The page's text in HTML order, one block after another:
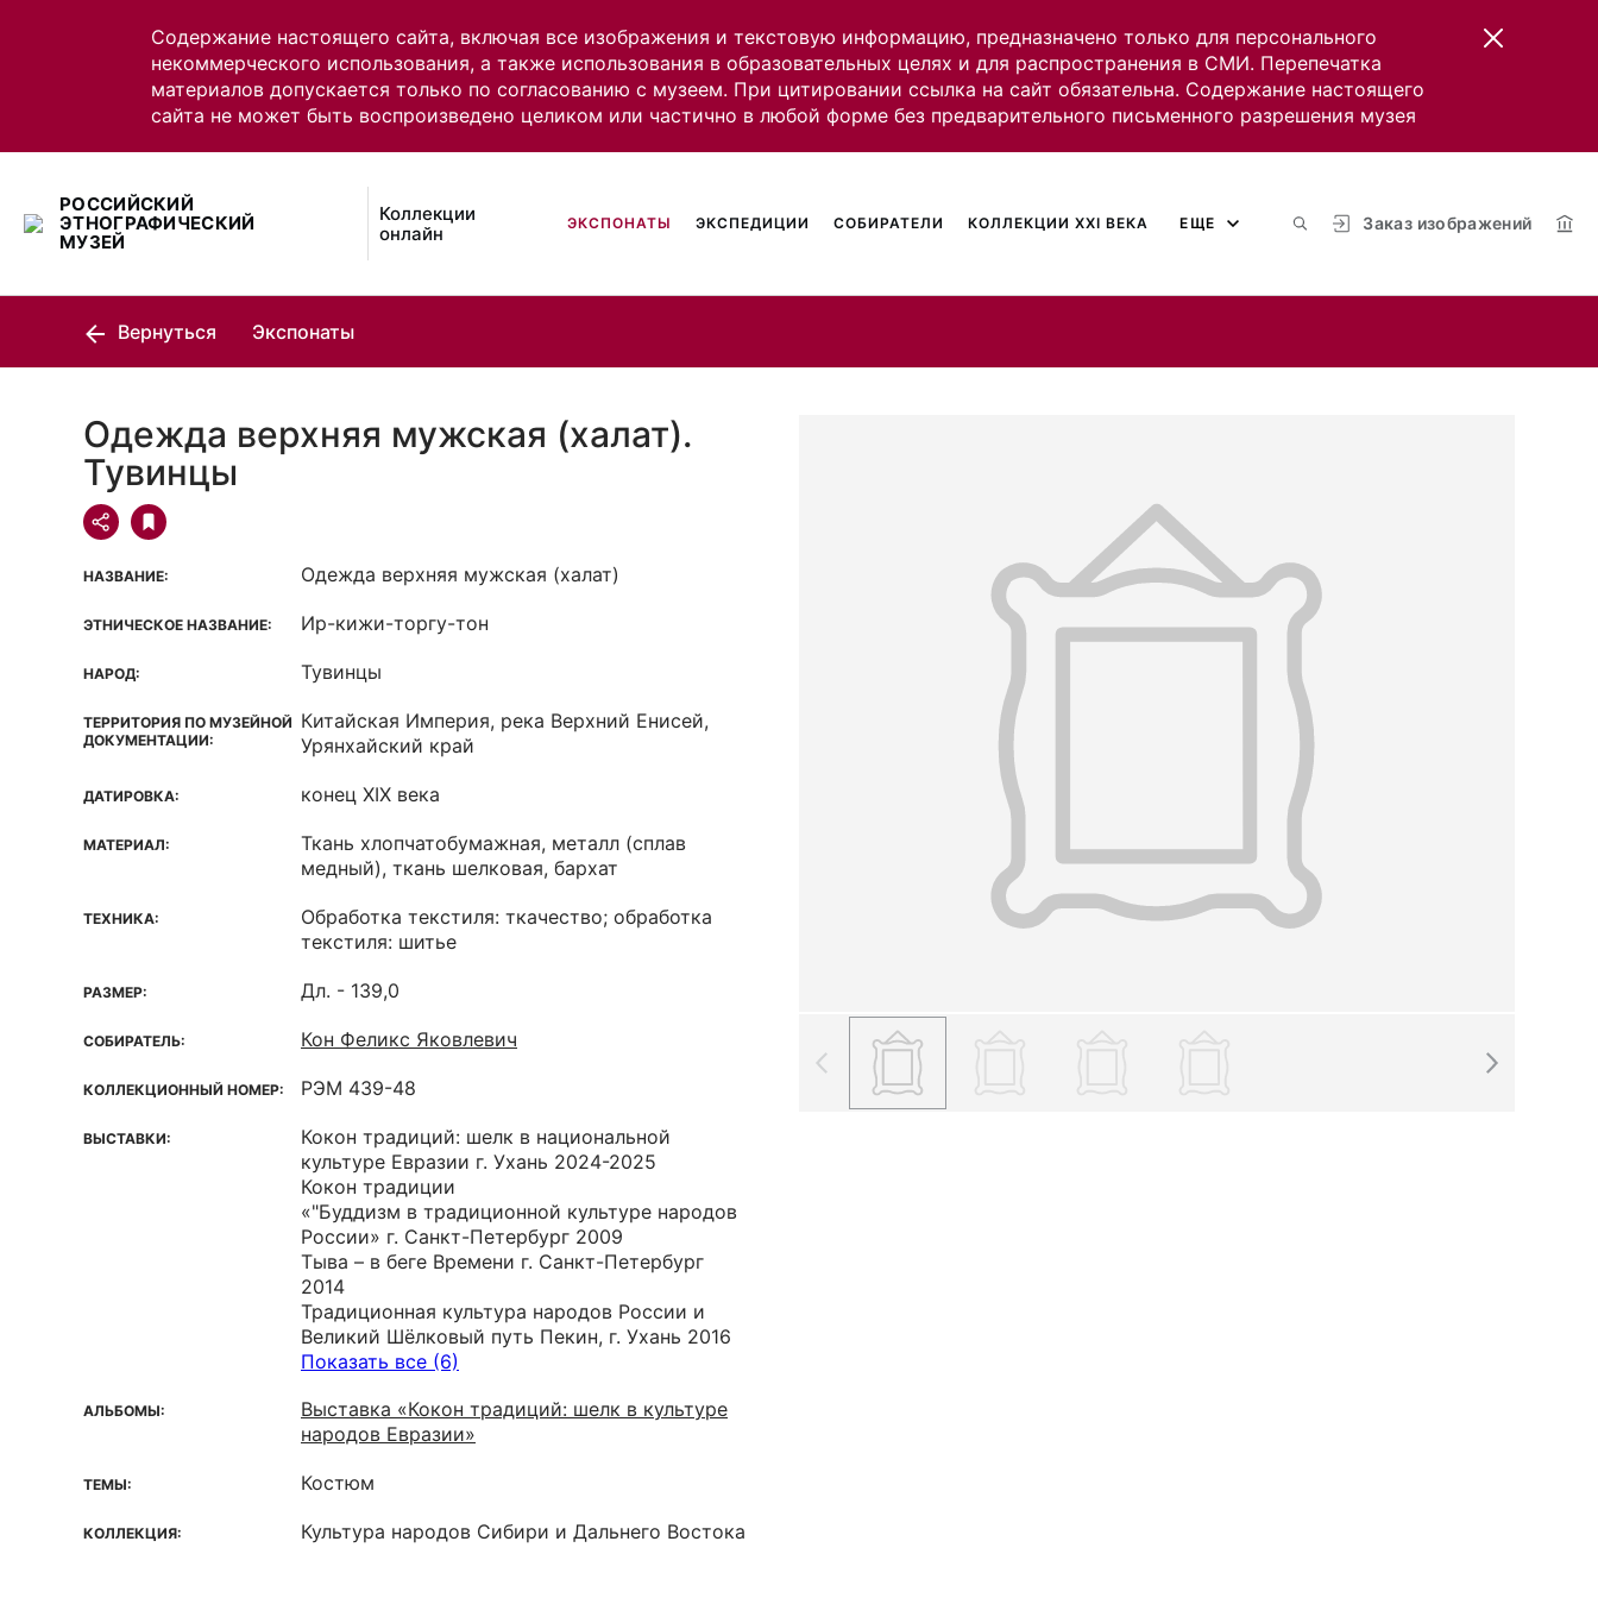
Содержание настоящего сайта, включая все изображения и текстовую информацию, предназначено только для персонального
некоммерческого использования, а также использования в образовательных целях и для распространения в СМИ. Перепечатка
материалов допускается только по согласованию с музеем. При цитировании ссылка на сайт обязательна. Содержание настоящего
сайта не может быть воспроизведено целиком или частично в любой форме без предварительного письменного разрешения музея
РОССИЙСКИЙ
ЭТНОГРАФИЧЕСКИЙ
МУЗЕЙ
Коллекции
онлайн
Заказ изображений
ЭКСПОНАТЫ ЭКСПЕДИЦИИ СОБИРАТЕЛИ КОЛЛЕКЦИИ XXI ВЕКА ЕЩЕ
Вернуться Экспонаты
Одежда верхняя мужская (халат).
Тувинцы
НАЗВАНИЕ: Одежда верхняя мужская (халат)
ЭТНИЧЕСКОЕ НАЗВАНИЕ: Ир-кижи-торгу-тон
НАРОД: Тувинцы
ТЕРРИТОРИЯ ПО МУЗЕЙНОЙ
ДОКУМЕНТАЦИИ:
Китайская Империя, река Верхний Енисей,
Урянхайский край
ДАТИРОВКА: конец XIX века
МАТЕРИАЛ:
Ткань хлопчатобумажная, металл (сплав
медный), ткань шелковая, бархат
ТЕХНИКА:
Обработка текстиля: ткачество; обработка
текстиля: шитье
РАЗМЕР: Дл. - 139,0
СОБИРАТЕЛЬ: Кон Феликс Яковлевич
КОЛЛЕКЦИОННЫЙ НОМЕР: РЭМ 439-48
ВЫСТАВКИ:
Кокон традиций: шелк в национальной
культуре Евразии г. Ухань 2024-2025
Кокон традиции
«"Буддизм в традиционной культуре народов
России» г. Санкт-Петербург 2009
Тыва – в беге Времени г. Санкт-Петербург
2014
Традиционная культура народов России и
Великий Шёлковый путь Пекин, г. Ухань 2016
Показать все (6)
АЛЬБОМЫ:
Выставка «Кокон традиций: шелк в культуре
народов Евразии»
ТЕМЫ: Костюм
КОЛЛЕКЦИЯ: Культура народов Сибири и Дальнего Востока